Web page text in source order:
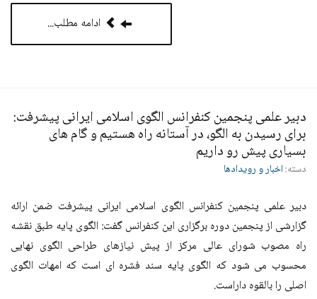
ادامه مطلب...
دبیر علمی پنجمین کنفرانس الگوی اسلامی ایرانی پیشرفت:
برای رسیدن به الگو، در آستانه راه هستیم و گام های
بسیاری پیش رو داریم
دسته:اخبار و رویدادها
دبیر علمی پنجمین کنفرانس الگوی اسلامی ایرانی پیشرفت ضمن ارائه
گزارشی از پنجمین دوره برگزاری این کنفرانس گفت: الگوی پایه طبق نقشه
راه مصوب شورای عالی مرکز از پیش نیازهای طراحی الگوی نهایی
محسوب می شود که الگوی پایه سند فشره ای است که امهات الگوی
اصلی را بالقوه داراست.